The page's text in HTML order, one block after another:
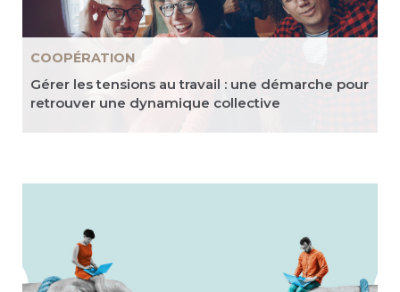
COOPÉRATION
Gérer les tensions au travail : une démarche pour
retrouver une dynamique collective